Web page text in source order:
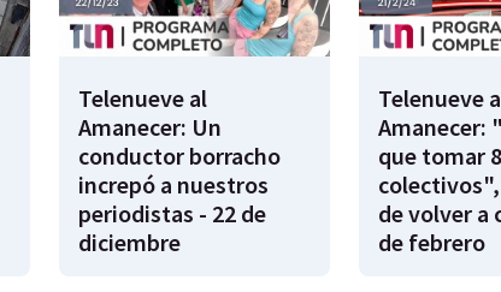
Telenueve al
Amanecer: Un
conductor borracho
increpó a nuestros
periodistas - 22 de
diciembre
Telenueve
Amanecer:
que tomar 8
de volver a
de febrero